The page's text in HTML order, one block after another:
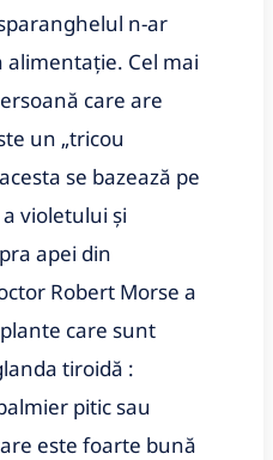
n-ar
alimentație. Cel mai
care are
un „tricou
se bazează pe
violetului și
apei din
Robert Morse a
care sunt
tiroidă :
pitic sau
este foarte bună